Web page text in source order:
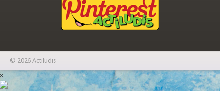
© 2026 Actiludis
×